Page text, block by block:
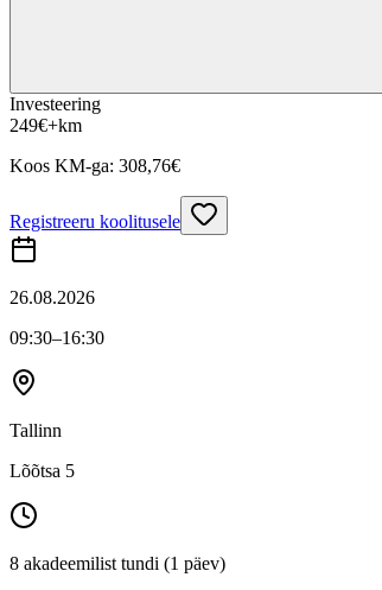
Investeering
249€+km
Koos KM-ga: 308,76€
Registreeru koolitusele
26.08.2026
09:30–16:30
Tallinn
Lõõtsa 5
8 akadeemilist tundi (1 päev)